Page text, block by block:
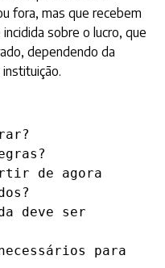
fora, mas que recebem
incidida sobre o lucro, que
dependendo da
de agora
deve ser
para